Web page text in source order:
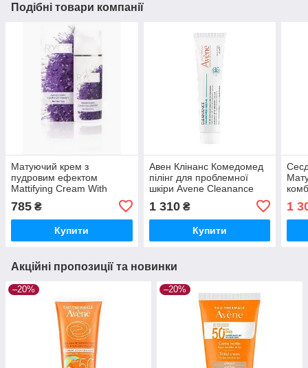
Подібні товари компанії
Матуючий крем з
пудровим ефектом
Mattifying Cream With
Powder Effect Ryor, 50 мл
785 ₴
Купити
Авен Клінанс Комедомед
пілінг для проблемної
шкіри Avene Cleanance
Comedomed Peeling 40 мл
1 310₴
Купити
1
Акційні пропозиції та новинки
–20% –20%